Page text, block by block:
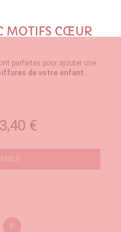
MOTIFS CŒUR
parfaites pour ajouter une
de votre enfant.
3,40 €